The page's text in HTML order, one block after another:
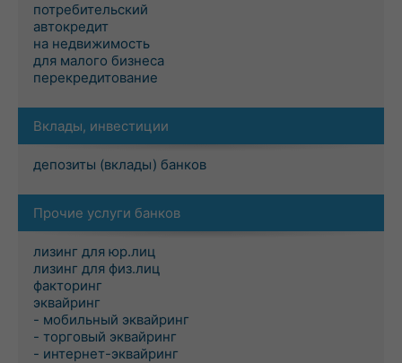
потребительский
автокредит
на недвижимость
для малого бизнеса
перекредитование
Вклады, инвестиции
депозиты (вклады) банков
Прочие услуги банков
лизинг для юр.лиц
лизинг для физ.лиц
факторинг
эквайринг
- мобильный эквайринг
- торговый эквайринг
- интернет-эквайринг